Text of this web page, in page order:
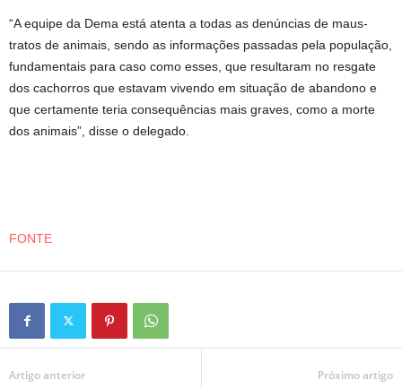
“A equipe da Dema está atenta a todas as denúncias de maus-
tratos de animais, sendo as informações passadas pela população,
fundamentais para caso como esses, que resultaram no resgate
dos cachorros que estavam vivendo em situação de abandono e
que certamente teria consequências mais graves, como a morte
dos animais”, disse o delegado.
FONTE
Artigo anterior Próximo artigo